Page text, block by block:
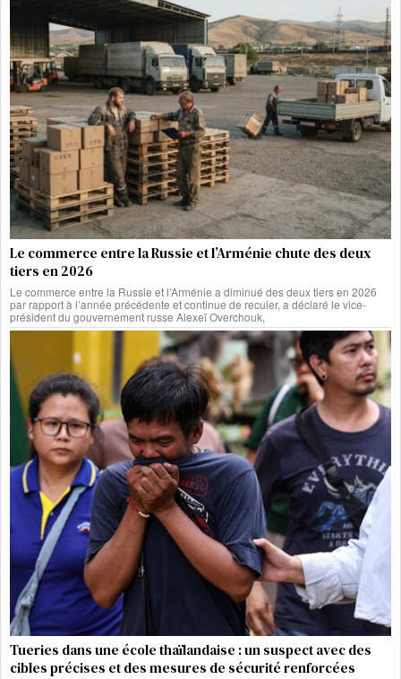
Le commerce entre la Russie et l’Arménie chute des deux
tiers en 2026
Le commerce entre la Russie et l’Arménie a diminué des deux tiers en 2026
par rapport à l’année précédente et continue de reculer, a déclaré le vice-
président du gouvernement russe Alexeï Overchouk,
Tueries dans une école thaïlandaise : un suspect avec des
cibles précises et des mesures de sécurité renforcées